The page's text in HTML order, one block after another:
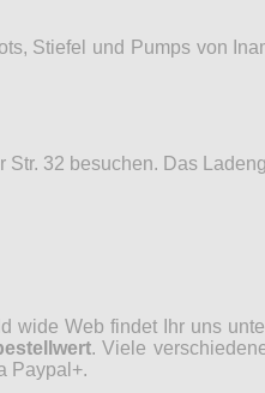
Stiefel und Pumps von
32 besuchen. Das
wide Web findet Ihr uns
. Viele
Paypal+.